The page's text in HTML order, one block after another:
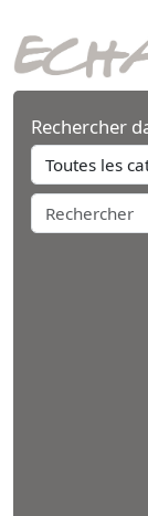
Rechercher